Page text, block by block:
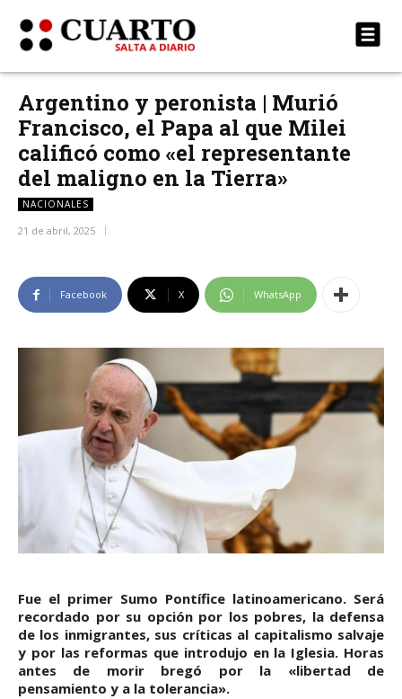
Argentino y peronista | Murió
Francisco, el Papa al que Milei
calificó como «el representante
del maligno en la Tierra»
NACIONALES
21 de abril, 2025
Facebook X WhatsApp
Fue el primer Sumo Pontífice latinoamericano. Será
recordado por su opción por los pobres, la defensa
de los inmigrantes, sus críticas al capitalismo salvaje
y por las reformas que introdujo en la Iglesia. Horas
antes de morir bregó por la «libertad de
pensamiento y a la tolerancia».